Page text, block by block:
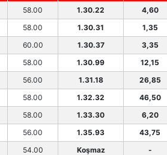
58.00 1.30.22 4,60
58.00 1.30.31 1,35
60.00 1.30.37 3,35
58.00 1.30.99 12,15
56.00 1.31.18 26,85
58.00 1.32.32 46,50
58.00 1.33.30 6,20
56.00 1.35.93 43,75
54.00 Koşmaz -